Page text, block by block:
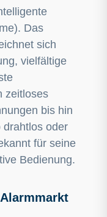
Das
sich
vielfältige
zeitloses
bis hin
drahtlos oder
für seine
Bedienung.